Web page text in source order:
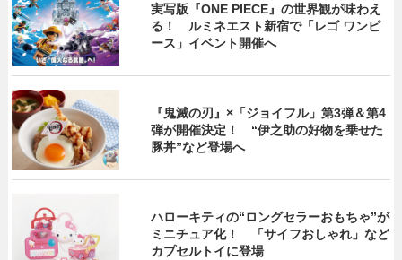
実写版『ONE PIECE』の世界観が味わえ
る！ ルミネエスト新宿で「レゴ ワンピ
ース」イベント開催へ
『鬼滅の刃』×「ジョイフル」第3弾＆第4
弾が開催決定！ “伊之助の好物を乗せた
豚丼”など登場へ
ハローキティの“ロングセラーおもちゃ”が
ミニチュア化！ 「サイフおしゃれ」など
カプセルトイに登場